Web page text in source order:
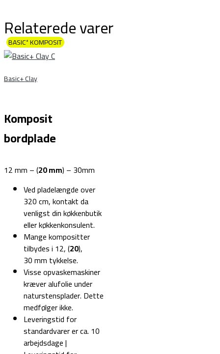
Relaterede varer
BASIC⁺ KOMPOSIT
Basic+ Clay
Komposit
bordplade
12 mm – (20 mm) – 30mm
Ved pladelængde over
320 cm, kontakt da
venligst din køkkenbutik
eller køkkenkonsulent.
Mange kompositter
tilbydes i 12, (20),
30 mm tykkelse.
Visse opvaskemaskiner
kræver alufolie under
naturstensplader. Dette
medfølger ikke.
Leveringstid for
standardvarer er ca. 10
arbejdsdage |